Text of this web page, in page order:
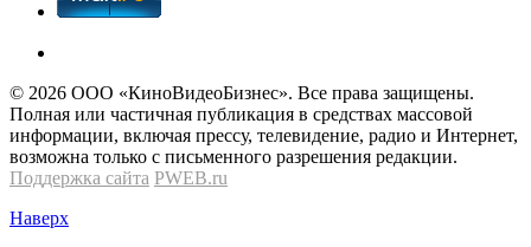
© 2026 OOО «КиноВидеоБизнес». Все права защищены.
Полная или частичная публикация в средствах массовой
информации, включая прессу, телевидение, радио и Интернет,
возможна только с письменного разрешения редакции.
Поддержка сайта PWEB.ru
Наверх